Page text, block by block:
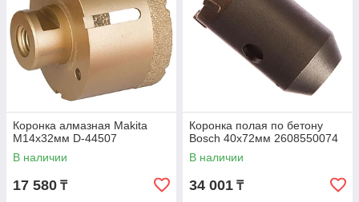
Коронка алмазная Makita
М14x32мм D-44507
В наличии
17 580 ₸
Коронка полая по бетону
Bosch 40х72мм 2608550074
В наличии
34 001 ₸